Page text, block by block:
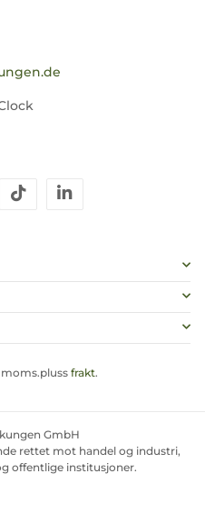
tiktok
moms.pluss frakt.
GmbH
rettet mot handel og industri,
offentlige institusjoner.